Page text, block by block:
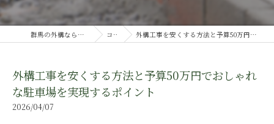
群馬の外構ならサトー外構株式会社 コラム 外構工事を安くする方法と予算50万円でおしゃれな駐車場を実現するポイント
外構工事を安くする方法と予算50万円でおしゃれ
な駐車場を実現するポイント
2026/04/07